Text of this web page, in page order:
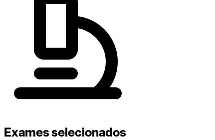
Exames selecionados